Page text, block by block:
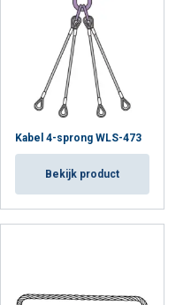
Kabel 4-sprong WLS-473
Bekijk product